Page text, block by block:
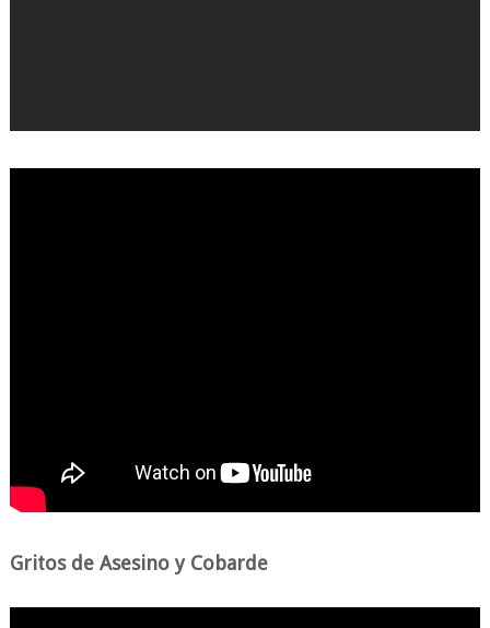
Gritos de Asesino y Cobarde